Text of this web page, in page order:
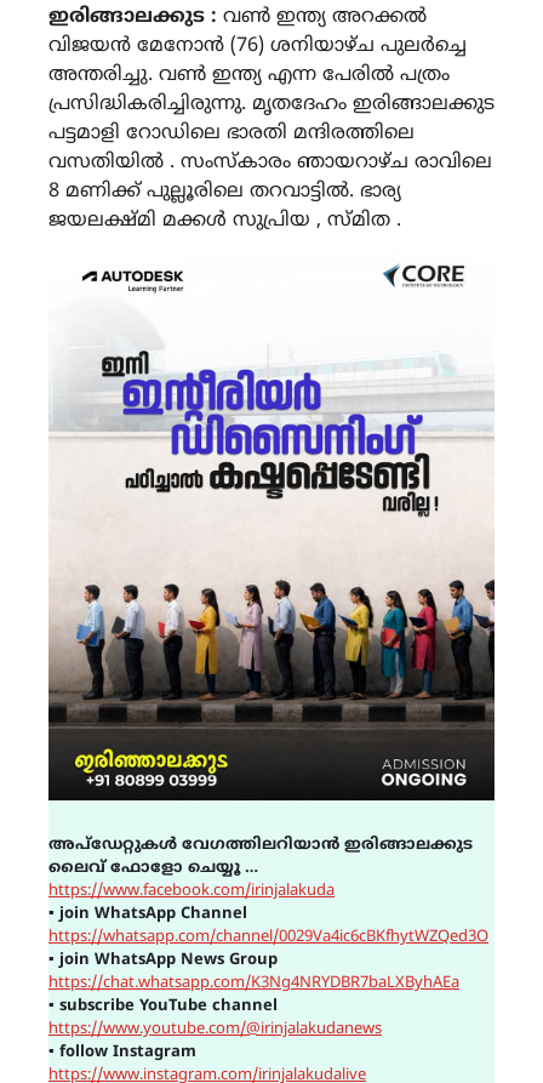
ഇരിങ്ങാലക്കുട : വൺ ഇന്ത്യ അറക്കൽ
വിജയൻ മേനോൻ (76) ശനിയാഴ്ച പുലർച്ചെ
അന്തരിച്ചു. വൺ ഇന്ത്യ എന്ന പേരിൽ പത്രം
പ്രസിദ്ധികരിച്ചിരുന്നു. മൃതദേഹം ഇരിങ്ങാലക്കുട
പട്ടമാളി റോഡിലെ ഭാരതി മന്ദിരത്തിലെ
വസതിയിൽ . സംസ്കാരം ഞായറാഴ്ച രാവിലെ
8 മണിക്ക് പുല്ലൂരിലെ തറവാട്ടിൽ. ഭാര്യ
ജയലക്ഷ്‌മി മക്കൾ സുപ്രിയ , സ്മിത .
അപ്ഡേറ്റുകൾ വേഗത്തിലറിയാൻ ഇരിങ്ങാലക്കുട
ലൈവ് ഫോളോ ചെയ്യൂ …
https://www.facebook.com/irinjalakuda
▪ join WhatsApp Channel
https://whatsapp.com/channel/0029Va4ic6cBKfhytWZQed3O
▪ join WhatsApp News Group
https://chat.whatsapp.com/K3Ng4NRYDBR7baLXByhAEa
▪ subscribe YouTube channel
https://www.youtube.com/@irinjalakudanews
▪ follow Instagram
https://www.instagram.com/irinjalakudalive